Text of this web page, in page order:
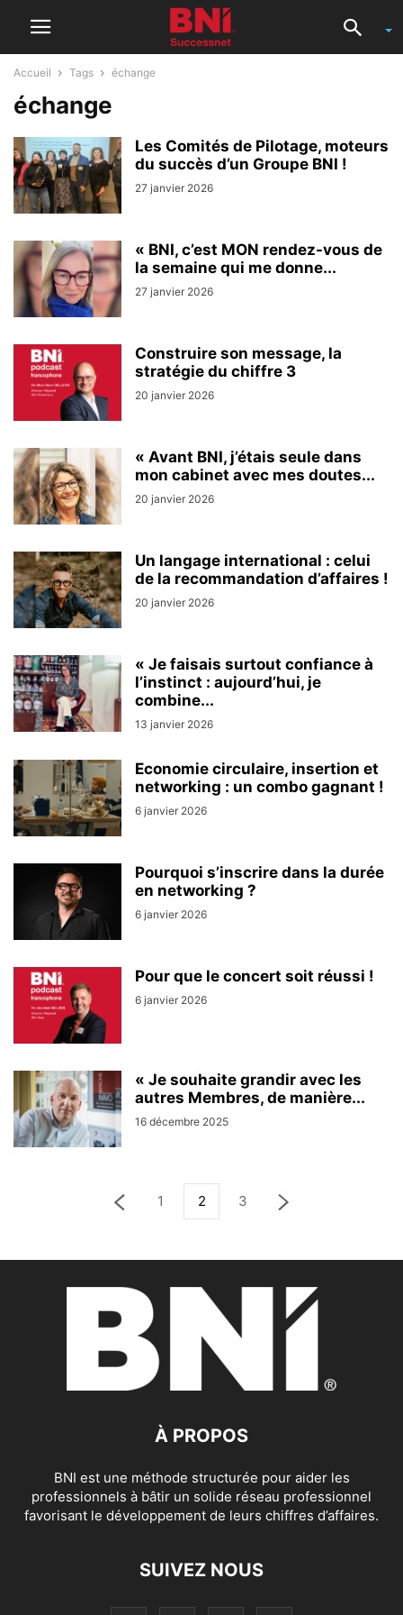
Accueil Tags échange
échange
Les Comités de Pilotage, moteurs
du succès d’un Groupe BNI !
27 janvier 2026
« BNI, c’est MON rendez-vous de
la semaine qui me donne...
27 janvier 2026
Construire son message, la
stratégie du chiffre 3
20 janvier 2026
« Avant BNI, j’étais seule dans
mon cabinet avec mes doutes...
20 janvier 2026
Un langage international : celui
de la recommandation d’affaires !
20 janvier 2026
« Je faisais surtout confiance à
l’instinct : aujourd’hui, je
combine...
13 janvier 2026
Economie circulaire, insertion et
networking : un combo gagnant !
6 janvier 2026
Pourquoi s’inscrire dans la durée
en networking ?
6 janvier 2026
Pour que le concert soit réussi !
6 janvier 2026
« Je souhaite grandir avec les
autres Membres, de manière...
16 décembre 2025
1 2 3
À PROPOS
BNI est une méthode structurée pour aider les
professionnels à bâtir un solide réseau professionnel
favorisant le développement de leurs chiffres d’affaires.
SUIVEZ NOUS